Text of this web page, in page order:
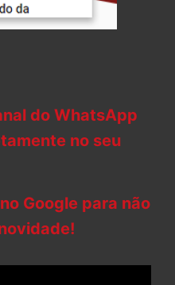
do WhatsApp
no seu
Google para não